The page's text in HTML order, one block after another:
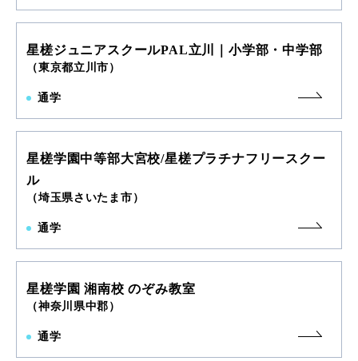
星槎ジュニアスクールPAL立川｜小学部・中学部
（東京都立川市）
通学
星槎学園中等部大宮校/星槎プラチナフリースクー
ル
（埼玉県さいたま市）
通学
星槎学園 湘南校 のぞみ教室
（神奈川県中郡）
通学